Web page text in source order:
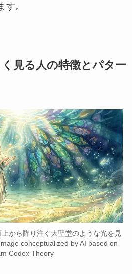
す。
見る人の特徴とパター
から降り注ぐ大聖堂のような光を見
conceptualized by AI based on
Codex Theory